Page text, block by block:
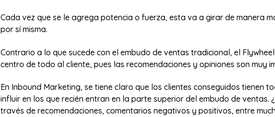
Cada vez que se le agrega potencia o fuerza, esta va a girar de manera
por sí misma.
Contrario a lo que sucede con el embudo de ventas tradicional, el
centro de todo al cliente, pues las recomendaciones y opiniones son muy
En Inbound Marketing, se tiene claro que los clientes conseguidos tienen
influir en los que recién entran en la parte superior del embudo de ventas.
través de recomendaciones, comentarios negativos y positivos, entre